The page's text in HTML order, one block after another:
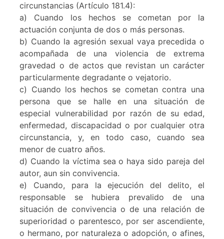
circunstancias (Artículo 181.4):
a) Cuando los hechos se cometan por la
actuación conjunta de dos o más personas.
b) Cuando la agresión sexual vaya precedida o
acompañada de una violencia de extrema
gravedad o de actos que revistan un carácter
particularmente degradante o vejatorio.
c) Cuando los hechos se cometan contra una
persona que se halle en una situación de
especial vulnerabilidad por razón de su edad,
enfermedad, discapacidad o por cualquier otra
circunstancia, y, en todo caso, cuando sea
menor de cuatro años.
d) Cuando la víctima sea o haya sido pareja del
autor, aun sin convivencia.
e) Cuando, para la ejecución del delito, el
responsable se hubiera prevalido de una
situación de convivencia o de una relación de
superioridad o parentesco, por ser ascendiente,
o hermano, por naturaleza o adopción, o afines,